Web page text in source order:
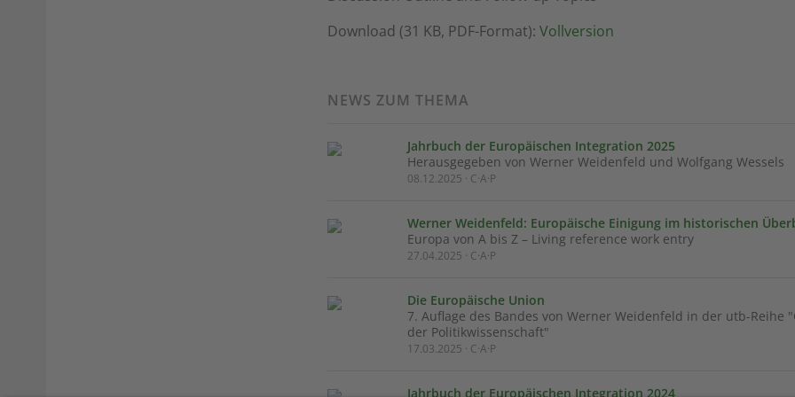
Download (31 KB, PDF-Format): Vollversion
NEWS ZUM THEMA
Jahrbuch der Europäischen Integration 2025
Herausgegeben von Werner Weidenfeld und Wolfgang Wessels
08.12.2025 · C·A·P
Werner Weidenfeld: Europäische Einigung im historischen
Europa von A bis Z – Living reference work entry
27.04.2025 · C·A·P
Die Europäische Union
7. Auflage des Bandes von Werner Weidenfeld in der utb-Reihe
der Politikwissenschaft"
17.03.2025 · C·A·P
Jahrbuch der Europäischen Integration 2024